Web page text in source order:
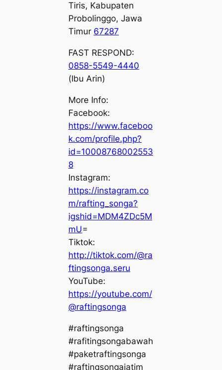
Tiris, Kabupaten
Probolinggo, Jawa
Timur 67287
FAST RESPOND:
0858-5549-4440
(Ibu Arin)
More Info:
Facebook:
https://www.faceboo
k.com/profile.php?
id=10008768002553
8
Instagram:
https://instagram.co
m/rafting_songa?
igshid=MDM4ZDc5M
mU=
Tiktok:
http://tiktok.com/@ra
ftingsonga.seru
YouTube:
https://youtube.com/
@raftingsonga
#raftingsonga
#rafitingsongabawah
#paketraftingsonga
#raftingsongajatim